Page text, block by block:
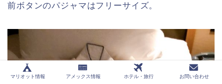
前ボタンのパジャマはフリーサイズ。
マリオット情報 アメックス情報 ホテル・旅行 お問い合わせ